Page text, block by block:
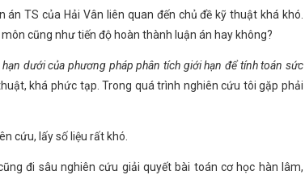
TS của Hải Vân liên quan đến chủ đề kỹ thuật khá khó.
cũng như tiến độ hoàn thành luận án hay không?
dưới của phương pháp phân tích giới hạn để tính toán sức
khá phức tạp. Trong quá trình nghiên cứu tôi gặp phải
cứu, lấy số liệu rất khó.
đi sâu nghiên cứu giải quyết bài toán cơ học hàn lâm,